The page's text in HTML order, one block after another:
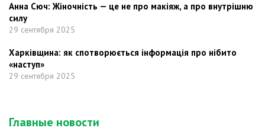
Анна Сюч: Жіночність — це не про макіяж, а про внутрішню
силу
29 сентября 2025
Харківщина: як спотворюється інформація про нібито
«наступ»
29 сентября 2025
Главные новости